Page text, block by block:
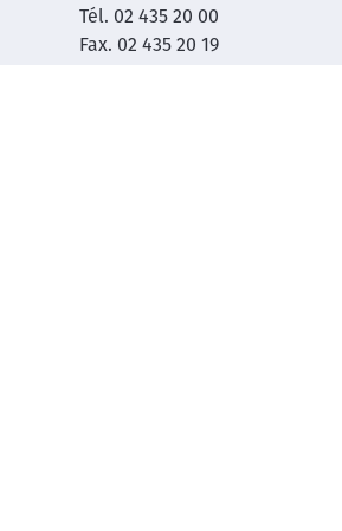
Tél. 02 435 20 00
Fax. 02 435 20 19